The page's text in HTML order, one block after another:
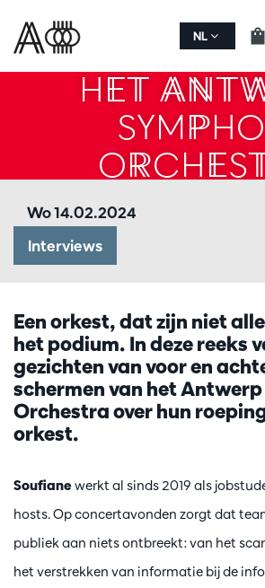
NL
HET
Interviews
Wo 14.02.2024
Een orkest, dat zijn niet
het podium. In deze reeks
gezichten van voor en
schermen van het
Orchestra over hun
orkest.
Soufianewerkt al sinds 2019 als
hosts. Op concertavonden zorgt dat
publiek aan niets ontbreekt: van het
het verstrekken van informatie bij de